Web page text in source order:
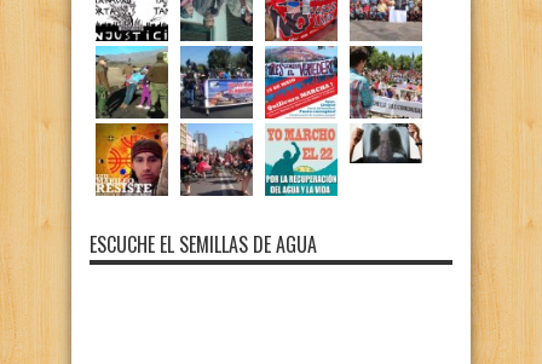
ESCUCHE EL SEMILLAS DE AGUA